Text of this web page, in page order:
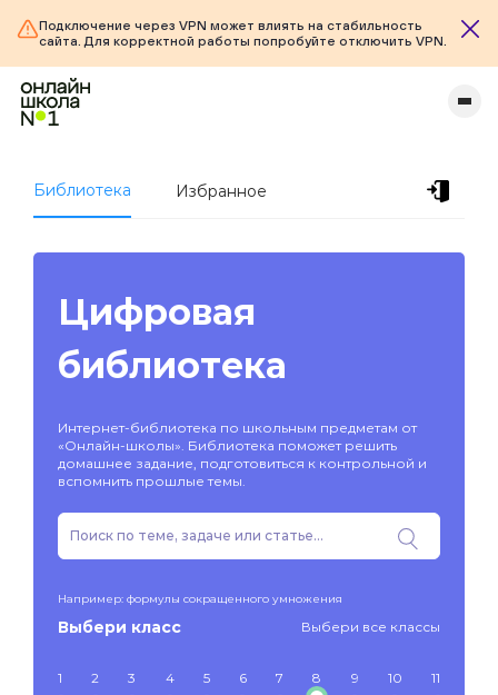
Подключение через VPN может влиять на стабильность
сайта. Для корректной работы попробуйте отключить VPN.
Библиотека Избранное
Цифровая
библиотека
Интернет-библиотека по школьным предметам от
«Онлайн-школы». Библиотека поможет решить
домашнее задание, подготовиться к контрольной и
вспомнить прошлые темы.
Например: формулы сокращенного умножения
Выбери класс Выбери все классы
1 2 3 4 5 6 7 8 9 10 11